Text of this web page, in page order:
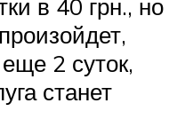
в 40 грн., но
2 суток,
станет